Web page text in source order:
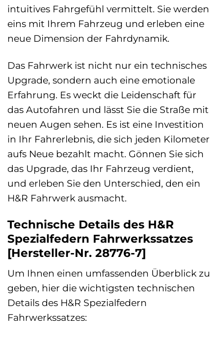
intuitives Fahrgefühl vermittelt. Sie werden
eins mit Ihrem Fahrzeug und erleben eine
neue Dimension der Fahrdynamik.
Das Fahrwerk ist nicht nur ein technisches
Upgrade, sondern auch eine emotionale
Erfahrung. Es weckt die Leidenschaft für
das Autofahren und lässt Sie die Straße mit
neuen Augen sehen. Es ist eine Investition
in Ihr Fahrerlebnis, die sich jeden Kilometer
aufs Neue bezahlt macht. Gönnen Sie sich
das Upgrade, das Ihr Fahrzeug verdient,
und erleben Sie den Unterschied, den ein
H&R Fahrwerk ausmacht.
Technische Details des H&R
Spezialfedern Fahrwerkssatzes
[Hersteller-Nr. 28776-7]
Um Ihnen einen umfassenden Überblick zu
geben, hier die wichtigsten technischen
Details des H&R Spezialfedern
Fahrwerkssatzes: